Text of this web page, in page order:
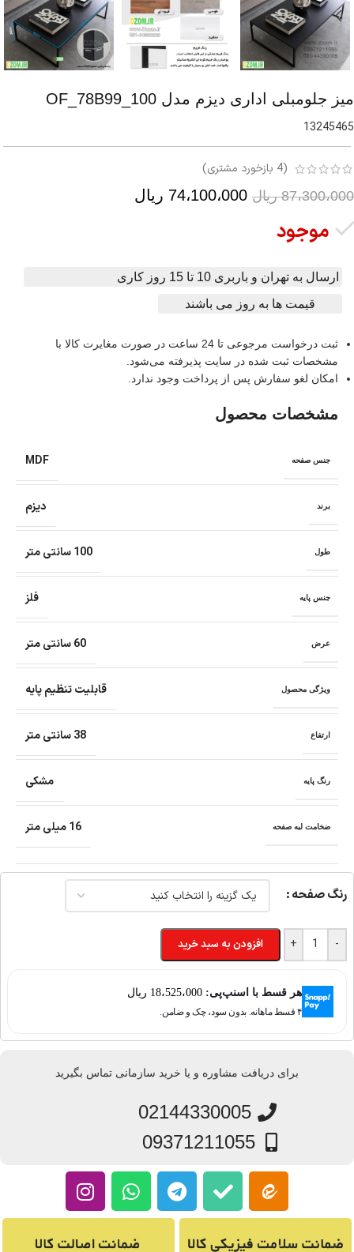
میز جلومبلی اداری دیزم مدل OF_78B99_100
13245465
(
4 بازخورد مشتری)
87،300،000 ریال 74،100،000 ریال
موجود
ارسال به تهران و باربری 10 تا 15 روز کاری
قیمت ها به روز می باشند
ثبت درخواست مرجوعی تا 24 ساعت در صورت مغایرت کالا با
مشخصات ثبت شده در سایت پذیرفته می‌شود.
امکان لغو سفارش پس از پرداخت وجود ندارد.
مشخصات محصول
جنس صفحه MDF
برند دیزم
طول 100 سانتی متر
جنس پایه فلز
عرض 60 سانتی متر
ویژگی محصول قابلیت تنظیم پایه
ارتفاع 38 سانتی متر
رنگ پایه مشکی
ضخامت لبه صفحه 16 میلی متر
رنگ صفحه
-
+ افزودن به سبد خرید
هر قسط با اسنپ‌پی: 18،525،000 ریال
۴ قسط ماهانه. بدون سود، چک و ضامن.
برای دریافت مشاوره و یا خرید سازمانی تماس بگیرید
02144330005
09371211055